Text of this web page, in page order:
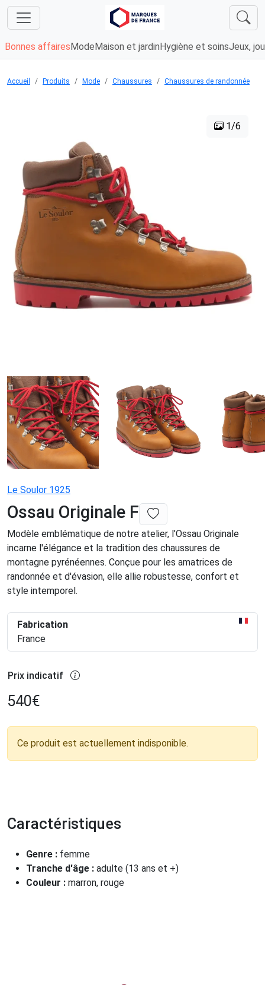
Bonnes affaires Mode Maison et jardin Hygiène et soinsJeux,
Accueil Produits Mode Chaussures Chaussures de randonnée
1/6
Le Soulor 1925
Ossau Originale F
Modèle emblématique de notre atelier, l’Ossau Originale
incarne l'élégance et la tradition des chaussures de
montagne pyrénéennes. Conçue pour les amatrices de
randonnée et d'évasion, elle allie robustesse, confort et
style intemporel.
Fabrication
France
Prix indicatif
540€
Ce produit est actuellement indisponible.
Caractéristiques
Genre : femme
Tranche d'âge : adulte (13 ans et +)
Couleur : marron, rouge